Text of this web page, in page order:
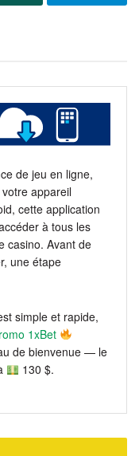
de jeu en ligne,
appareil
cette application
à tous les
casino. Avant de
une étape
simple et rapide,
1xBet
de bienvenue — le
130 $.